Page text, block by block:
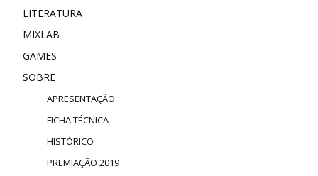
LITERATURA
MIXLAB
GAMES
SOBRE
APRESENTAÇÃO
FICHA TÉCNICA
HISTÓRICO
PREMIAÇÃO 2019